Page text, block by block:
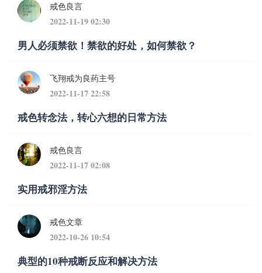
戒色良言
2022-11-19 02:30
男人必须禁欲！禁欲的好处，如何禁欲？
飞翔戒为良药主号
2022-11-17 22:58
戒色转念法，转心六想的日常方法
戒色良言
2022-11-17 02:08
实用戒邪淫方法
戒色文章
2022-10-26 10:54
典型的10种戒断反应和解决方法